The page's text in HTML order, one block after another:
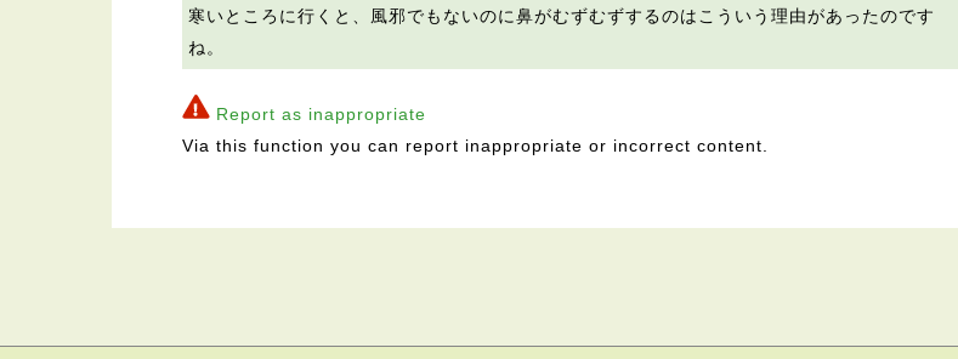
寒いところに行くと、風邪でもないのに鼻がむずむずするのはこういう理由があったのです
ね。
Report as inappropriate
Via this function you can report inappropriate or incorrect content.